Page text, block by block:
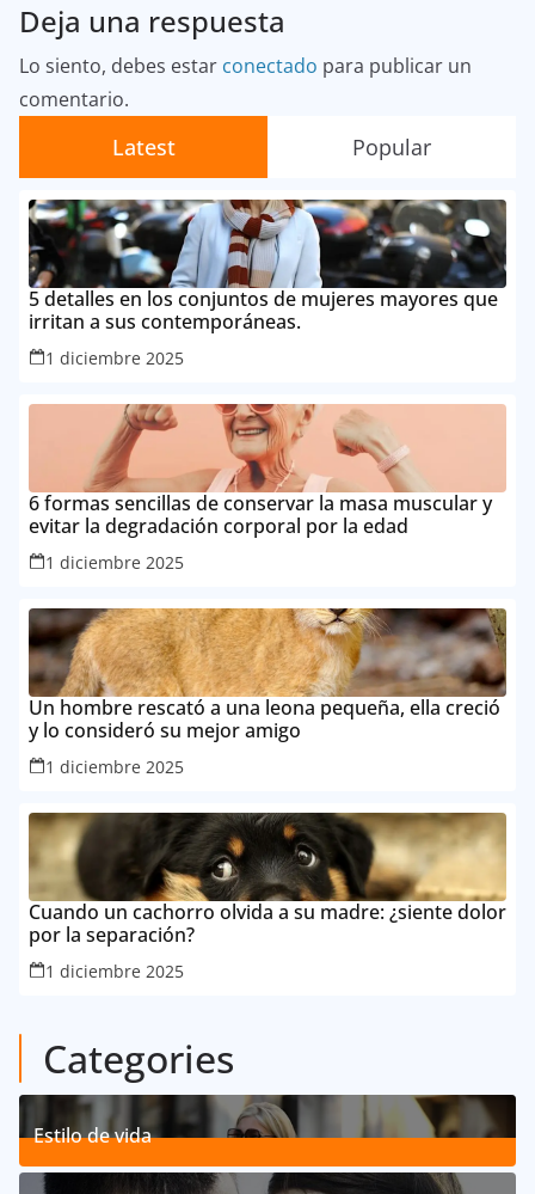
Deja una respuesta
Lo siento, debes estar conectado para publicar un
comentario.
Latest Popular
5 detalles en los conjuntos de mujeres mayores que
irritan a sus contemporáneas.
1 diciembre 2025
6 formas sencillas de conservar la masa muscular y
evitar la degradación corporal por la edad
1 diciembre 2025
Un hombre rescató a una leona pequeña, ella creció
y lo consideró su mejor amigo
1 diciembre 2025
Cuando un cachorro olvida a su madre: ¿siente dolor
por la separación?
1 diciembre 2025
Categories
Estilo de vida
192Posts